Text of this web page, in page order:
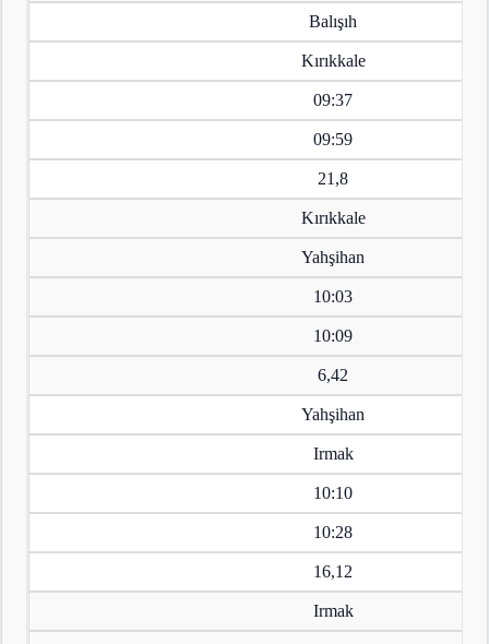
Balışıh
Kırıkkale
09:37
09:59
21,8
Kırıkkale
Yahşihan
10:03
10:09
6,42
Yahşihan
Irmak
10:10
10:28
16,12
Irmak